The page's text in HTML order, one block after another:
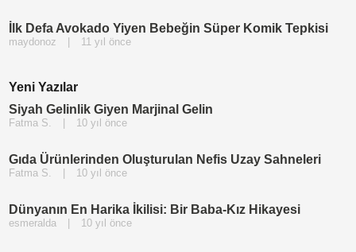
İlk Defa Avokado Yiyen Bebeğin Süper Komik Tepkisi
maydonoz 11 yıl önce
Yeni Yazılar
Siyah Gelinlik Giyen Marjinal Gelin
Fatma S. 10 yıl önce
Gıda Ürünlerinden Oluşturulan Nefis Uzay Sahneleri
Fatma S. 10 yıl önce
Dünyanın En Harika İkilisi: Bir Baba-Kız Hikayesi
esmeralda 10 yıl önce